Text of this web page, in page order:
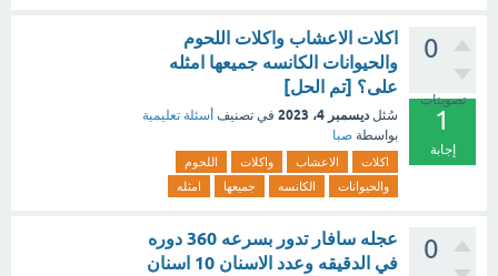
0
تصويتات
1
إجابة
اكلات الاعشاب واكلات اللحوم
والحيوانات الكانسه جميعها امثله
على؟ [تم الحل]
سُئل ديسمبر 4، 2023 في تصنيف أسئلة تعليمية
بواسطة صبا
اكلات الاعشاب واكلات
اللحوم
والحيوانات
الكانسه جميعها امثله
0
عجله سافار تدور بسرعه 360 دوره
في الدقيقه وعدد الاسنان 10 اسنان